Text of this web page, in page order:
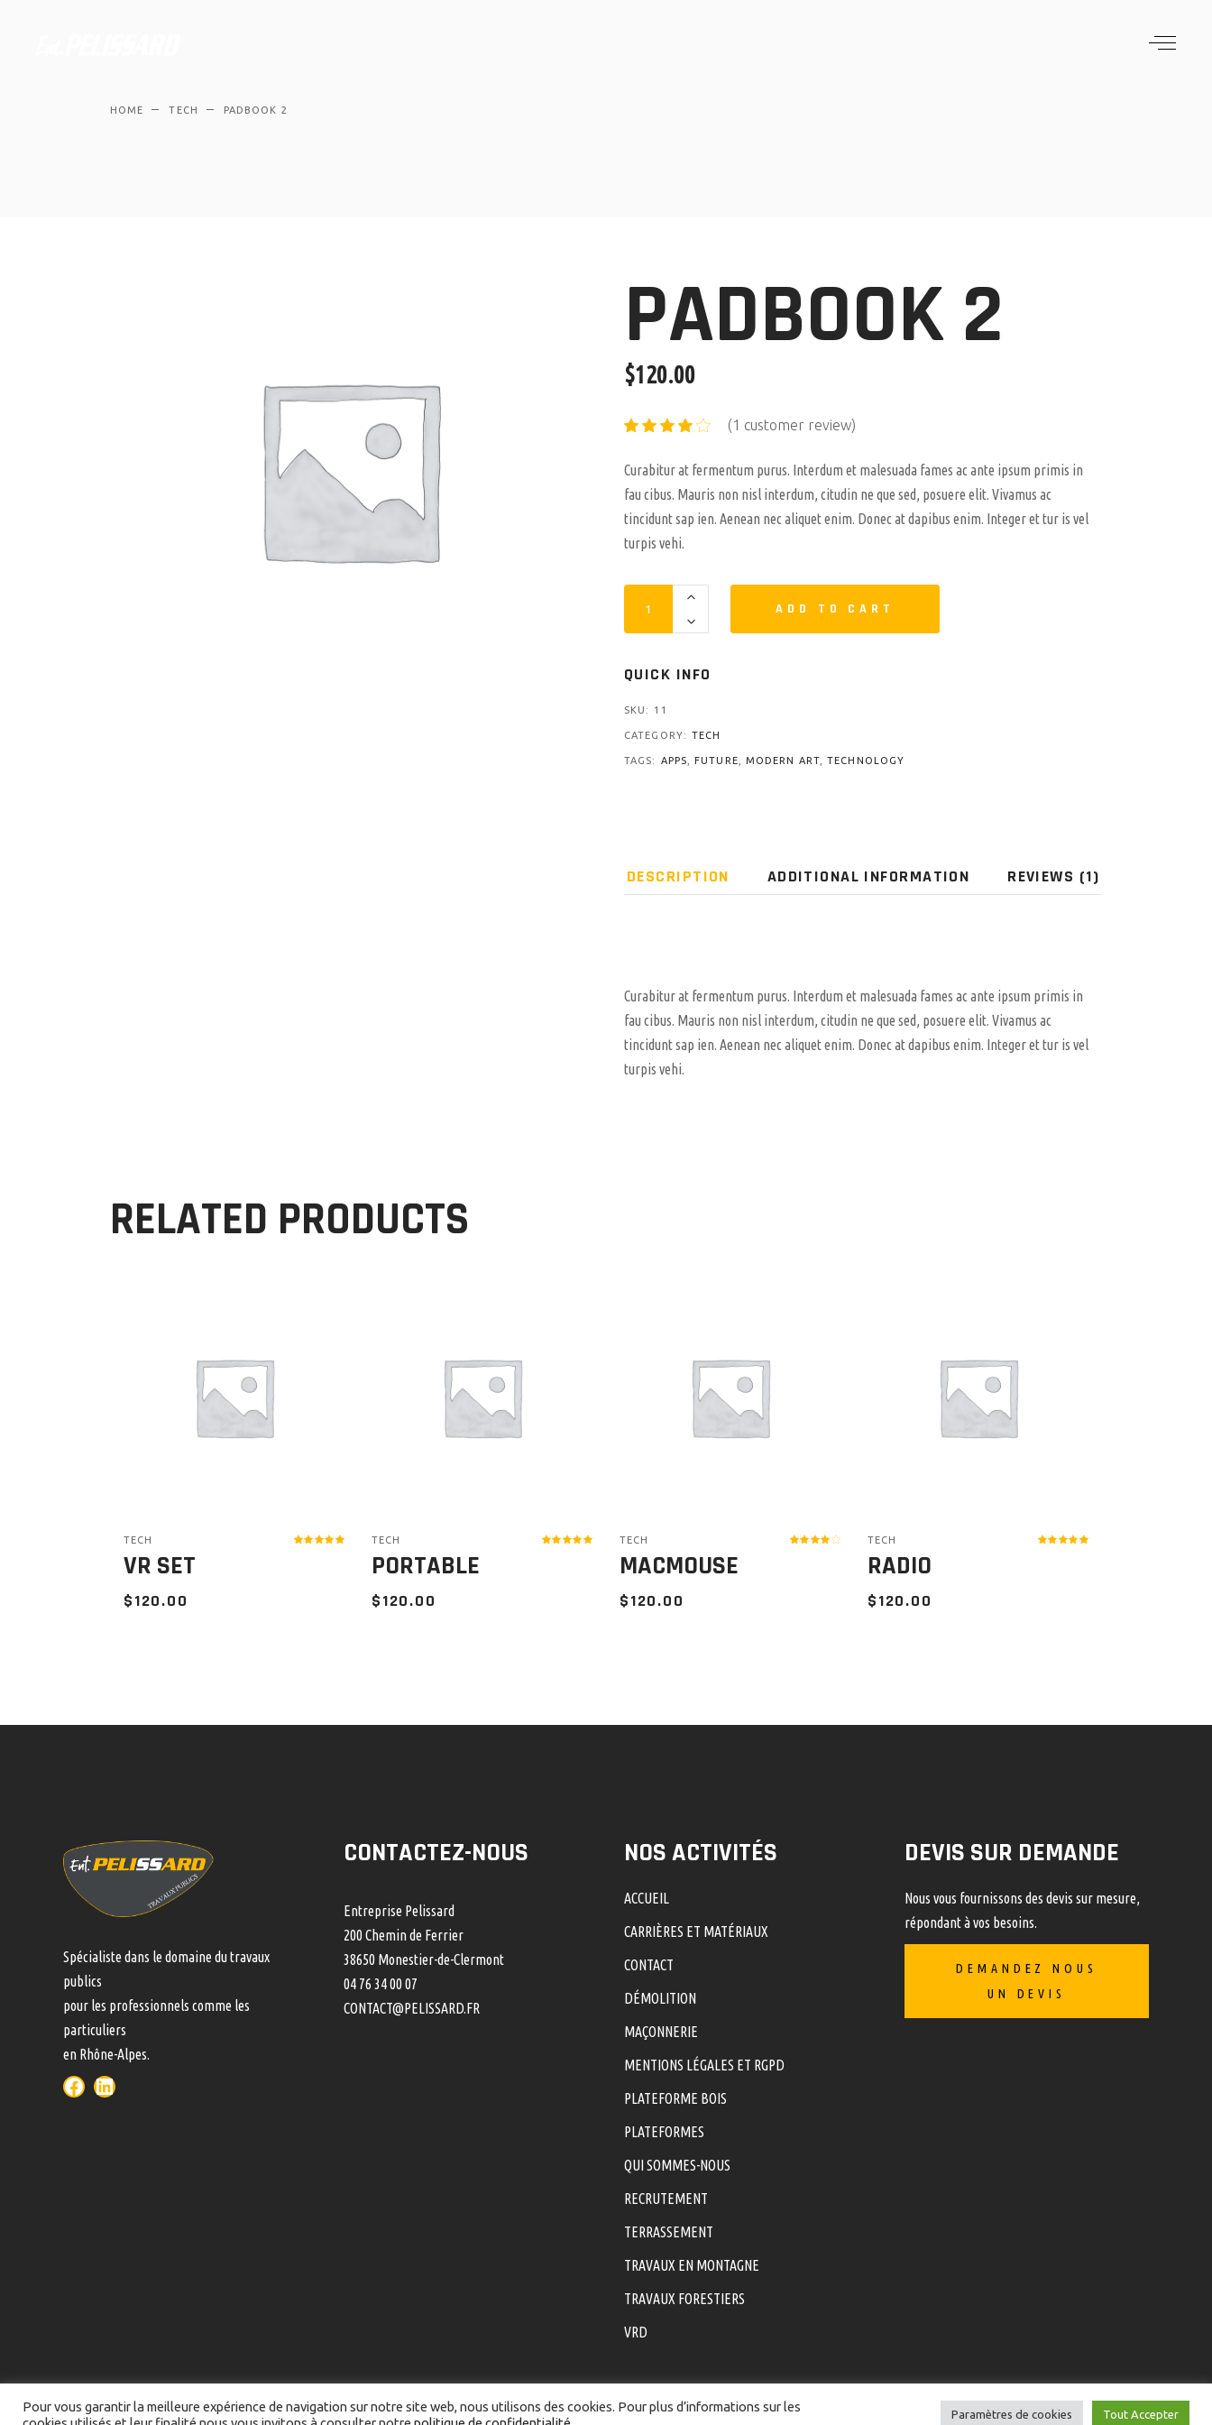
HOME TECH PADBOOK 2
PADBOOK 2
$120.00
(1 customer review)
Curabitur at fermentum purus. Interdum et malesuada fames ac ante ipsum primis in
fau cibus. Mauris non nisl interdum, citudin ne que sed, posuere elit. Vivamus ac
tincidunt sap ien. Aenean nec aliquet enim. Donec at dapibus enim. Integer et tur is vel
turpis vehi.
ADD TO CART
QUICK INFO
SKU: 11
CATEGORY: TECH
TAGS: APPS ,FUTURE MODERN ART,TECHNOLOGY
DESCRIPTION ADDITIONAL INFORMATION REVIEWS (1)
Curabitur at fermentum purus. Interdum et malesuada fames ac ante ipsum primis in
fau cibus. Mauris non nisl interdum, citudin ne que sed, posuere elit. Vivamus ac
tincidunt sap ien. Aenean nec aliquet enim. Donec at dapibus enim. Integer et tur is vel
turpis vehi.
RELATED PRODUCTS
TECH
VR SET
$120.00
TECH
PORTABLE
$120.00
TECH
MACMOUSE
$120.00
TECH
RADIO
$120.00
Spécialiste dans le domaine du travaux
publics
pour les professionnels comme les
particuliers
en Rhône-Alpes.
CONTACTEZ-NOUS
Entreprise Pelissard
200 Chemin de Ferrier
38650 Monestier-de-Clermont
04 76 34 00 07
CONTACT@PELISSARD.FR
NOS ACTIVITÉS
ACCUEIL
CARRIÈRES ET MATÉRIAUX
CONTACT
DÉMOLITION
MAÇONNERIE
MENTIONS LÉGALES ET RGPD
PLATEFORME BOIS
PLATEFORMES
QUI SOMMES-NOUS
RECRUTEMENT
TERRASSEMENT
TRAVAUX EN MONTAGNE
TRAVAUX FORESTIERS
VRD
DEVIS SUR DEMANDE
Nous vous fournissons des devis sur mesure,
répondant à vos besoins.
DEMANDEZ NOUS
UN DEVIS
Pour vous garantir la meilleure expérience de navigation sur notre site web, nous utilisons des cookies. Pour plus d’informations sur les
Paramètres de cookies Tout Accepter